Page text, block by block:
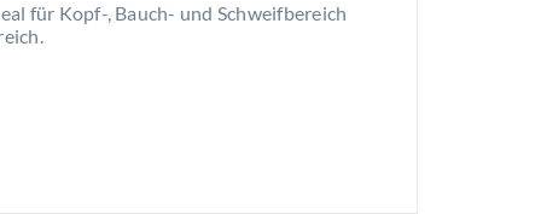
für Kopf-, Bauch- und Schweifbereich